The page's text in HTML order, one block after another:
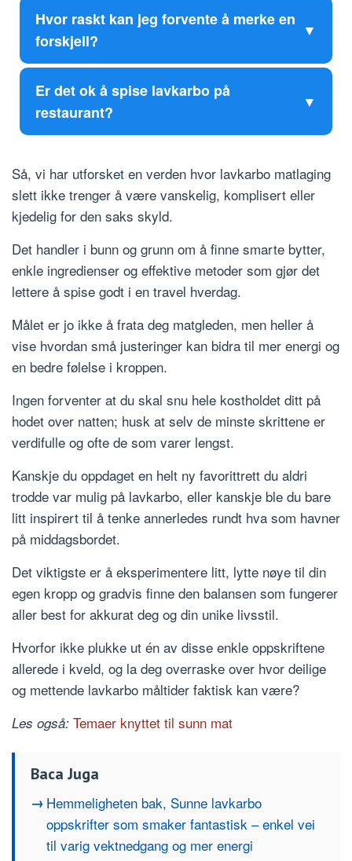
Hvor raskt kan jeg forvente å merke en
forskjell?
Er det ok å spise lavkarbo på
restaurant?
Så, vi har utforsket en verden hvor lavkarbo matlaging
slett ikke trenger å være vanskelig, komplisert eller
kjedelig for den saks skyld.
Det handler i bunn og grunn om å finne smarte bytter,
enkle ingredienser og effektive metoder som gjør det
lettere å spise godt i en travel hverdag.
Målet er jo ikke å frata deg matgleden, men heller å
vise hvordan små justeringer kan bidra til mer energi og
en bedre følelse i kroppen.
Ingen forventer at du skal snu hele kostholdet ditt på
hodet over natten; husk at selv de minste skrittene er
verdifulle og ofte de som varer lengst.
Kanskje du oppdaget en helt ny favorittrett du aldri
trodde var mulig på lavkarbo, eller kanskje ble du bare
litt inspirert til å tenke annerledes rundt hva som havner
på middagsbordet.
Det viktigste er å eksperimentere litt, lytte nøye til din
egen kropp og gradvis finne den balansen som fungerer
aller best for akkurat deg og din unike livsstil.
Hvorfor ikke plukke ut én av disse enkle oppskriftene
allerede i kveld, og la deg overraske over hvor deilige
og mettende lavkarbo måltider faktisk kan være?
Les også: Temaer knyttet til sunn mat
Baca Juga
Hemmeligheten bak, Sunne lavkarbo
oppskrifter som smaker fantastisk – enkel vei
til varig vektnedgang og mer energi